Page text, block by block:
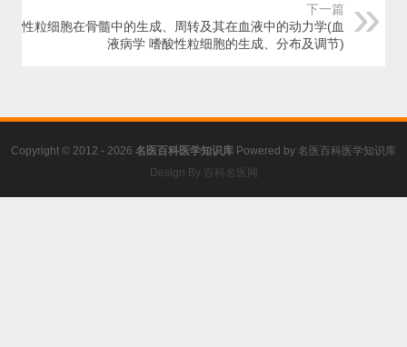
下一篇
酸性粒细胞在骨髓中的生成、周转及其在血液中的动力学(血
液病学 嗜酸性粒细胞的生成、分布及调节)
Copyright © 2012 - 2026 名医百科医学知识库 Powered by 名医百科医学知识库
Design By 百科名医网